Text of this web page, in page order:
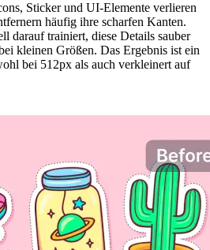
Sticker und UI-Elemente verlieren
häufig ihre scharfen Kanten.
darauf trainiert, diese Details sauber
kleinen Größen. Das Ergebnis ist ein
bei 512px als auch verkleinert auf